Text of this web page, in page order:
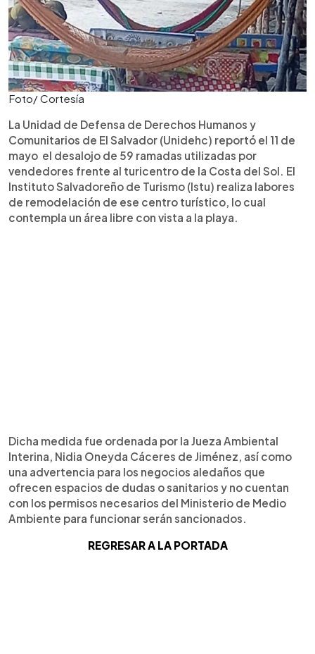
Foto/ Cortesía
La Unidad de Defensa de Derechos Humanos y
Comunitarios de El Salvador (Unidehc) reportó el 11 de
mayo el desalojo de 59 ramadas utilizadas por
vendedores frente al turicentro de la Costa del Sol. El
Instituto Salvadoreño de Turismo (Istu) realiza labores
de remodelación de ese centro turístico, lo cual
contempla un área libre con vista a la playa.
Dicha medida fue ordenada por la Jueza Ambiental
Interina, Nidia Oneyda Cáceres de Jiménez, así como
una advertencia para los negocios aledaños que
ofrecen espacios de dudas o sanitarios y no cuentan
con los permisos necesarios del Ministerio de Medio
Ambiente para funcionar serán sancionados.
REGRESAR A LA PORTADA